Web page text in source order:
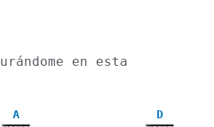
en esta
A D